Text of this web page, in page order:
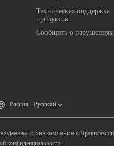
Техническая поддержка
продуктов
Сообщить о нарушениях
Россия - Русский
ознакомление с Правилами
конфиденциальности.